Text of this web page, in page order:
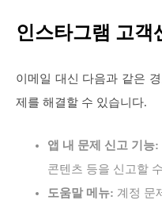
인스타그램 고객
이메일 대신 다음과 같은
제를 해결할 수 있습니다.
앱 내 문제 신고 기능:
콘텐츠 등을 신고할
도움말 메뉴: 계정 문